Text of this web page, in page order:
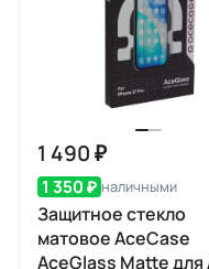
1 490 ₽
1 350 ₽ наличными
Защитное стекло
матовое AceCase
AceGlass Matte для